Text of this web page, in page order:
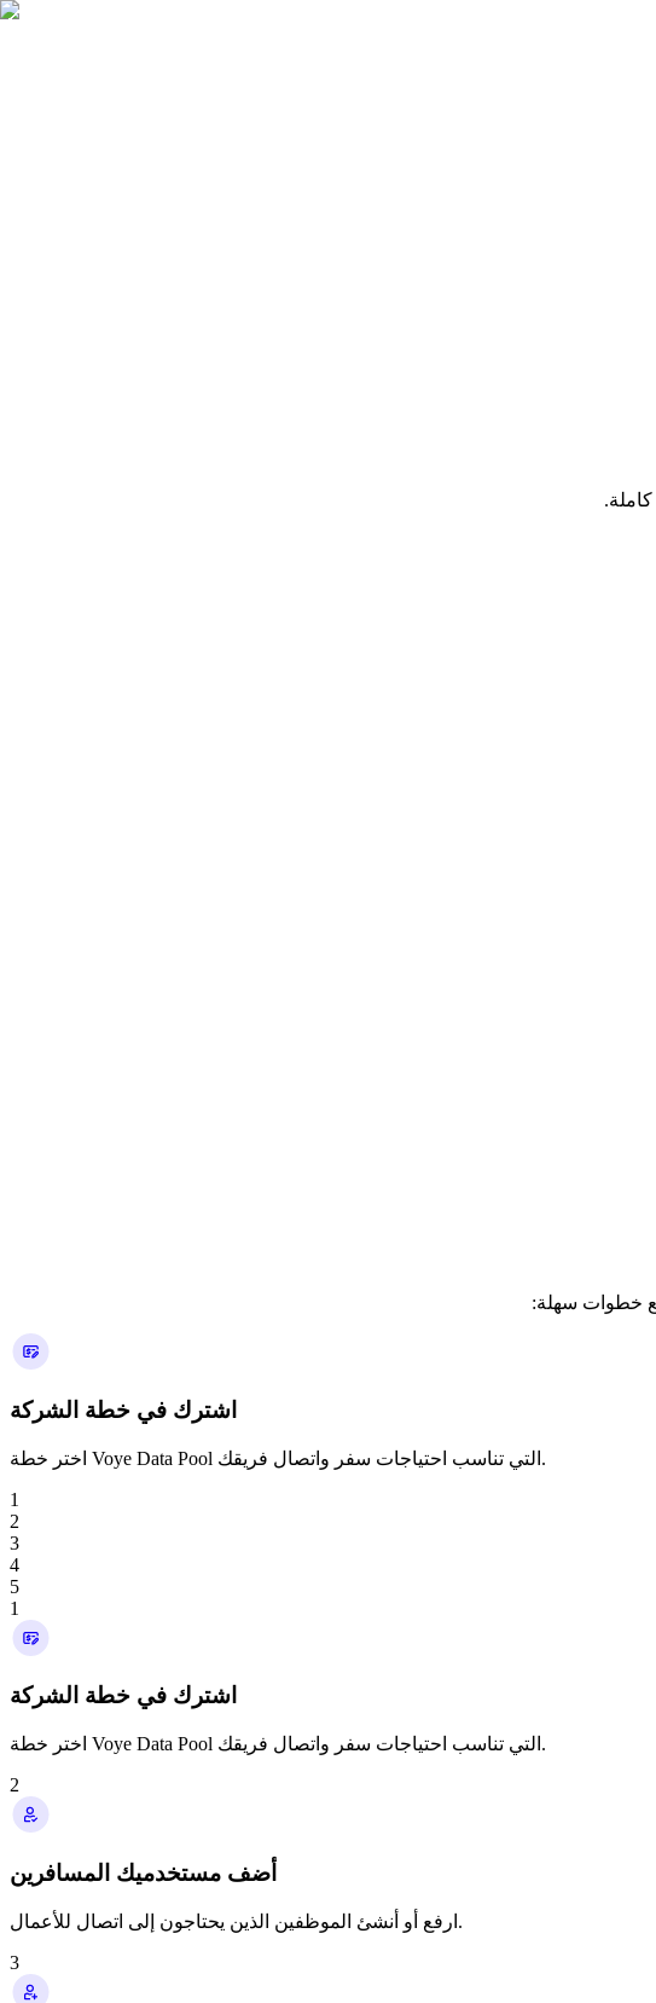
اشترك في خطة الشركة
اختر خطة Voye Data Pool التي تناسب احتياجات سفر واتصال فريقك.
1
2
3
4
5
1
اشترك في خطة الشركة
اختر خطة Voye Data Pool التي تناسب احتياجات سفر واتصال فريقك.
2
أضف مستخدميك المسافرين
ارفع أو أنشئ الموظفين الذين يحتاجون إلى اتصال للأعمال.
3